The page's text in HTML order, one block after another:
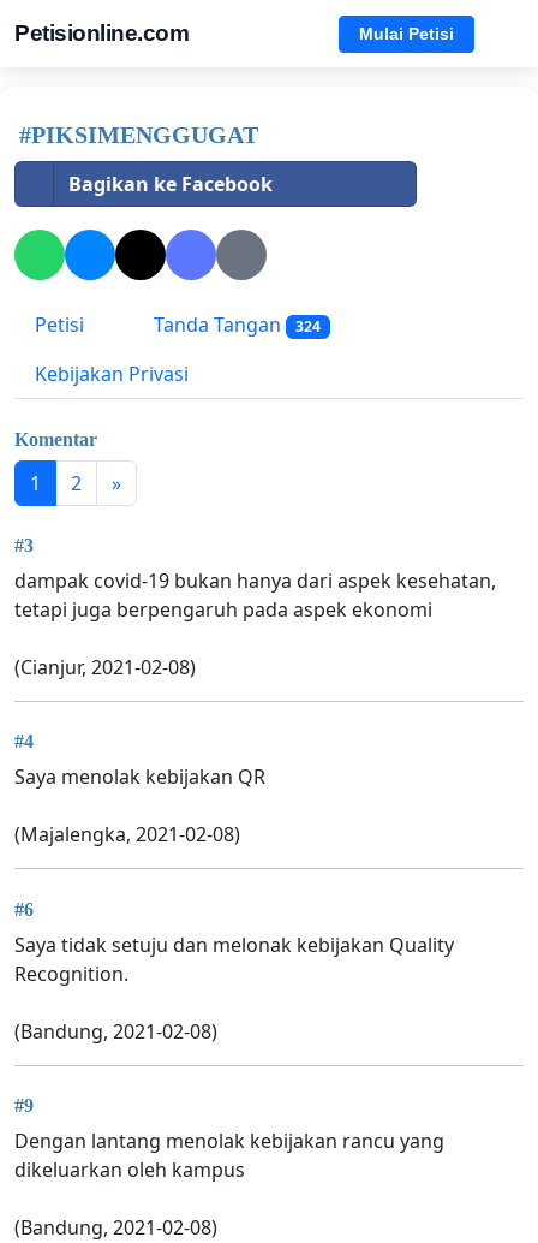
Petisionline.com Mulai Petisi
#PIKSIMENGGUGAT
Bagikan ke Facebook
Petisi Tanda Tangan 324
Kebijakan Privasi
Komentar
1 2 »
#3
dampak covid-19 bukan hanya dari aspek kesehatan,
tetapi juga berpengaruh pada aspek ekonomi
(Cianjur, 2021-02-08)
#4
Saya menolak kebijakan QR
(Majalengka, 2021-02-08)
#6
Saya tidak setuju dan melonak kebijakan Quality
Recognition.
(Bandung, 2021-02-08)
#9
Dengan lantang menolak kebijakan rancu yang
dikeluarkan oleh kampus
(Bandung, 2021-02-08)